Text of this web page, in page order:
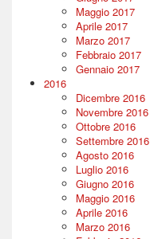
Maggio 2017
Aprile 2017
Marzo 2017
Febbraio 2017
Gennaio 2017
2016
Dicembre 2016
Novembre 2016
Ottobre 2016
Settembre 2016
Agosto 2016
Luglio 2016
Giugno 2016
Maggio 2016
Aprile 2016
Marzo 2016